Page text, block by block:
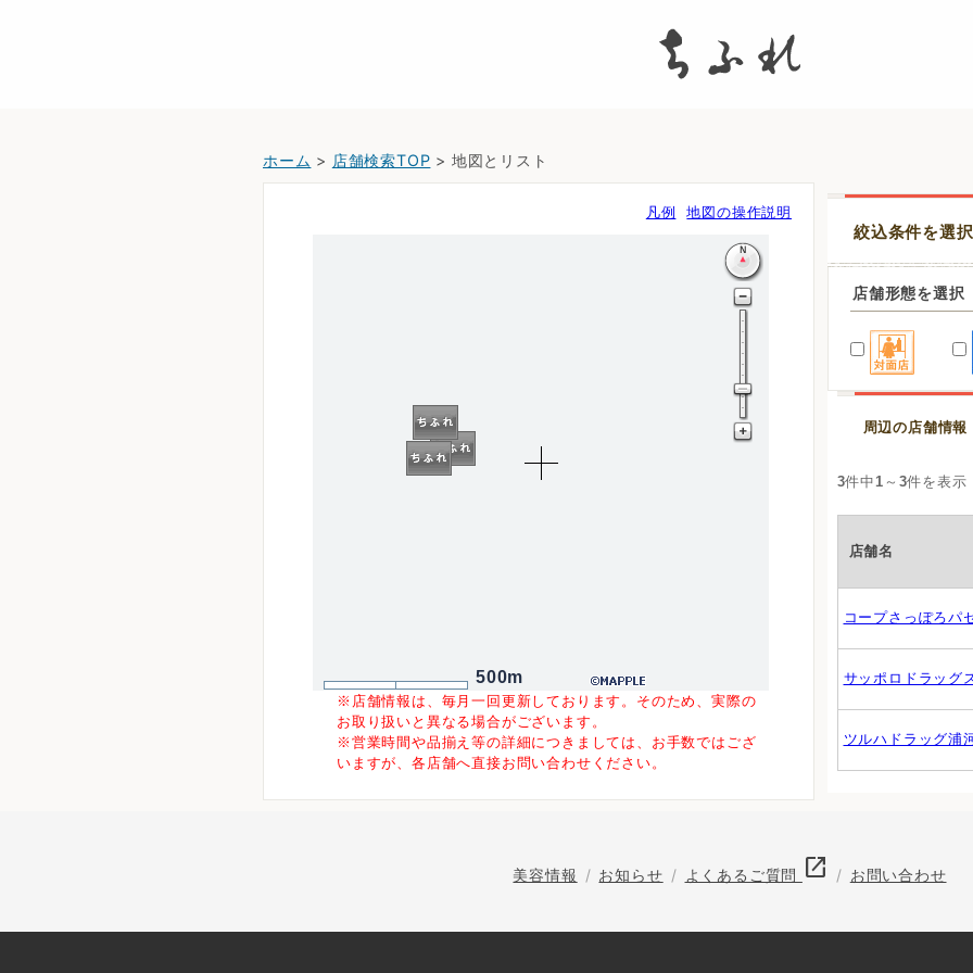
ホーム > 店舗検索TOP > 地図とリスト
凡例 地図の操作説明
500m
※店舗情報は、毎月一回更新しております。そのため、実際の
お取り扱いと異なる場合がございます。
※営業時間や品揃え等の詳細につきましては、お手数ではござ
いますが、各店舗へ直接お問い合わせください。
絞込条件を選
店舗形態を選択
周辺の店舗情報
3件中 1 ～ 3件を表示
店舗名
コープさっぽろパ
サッポロドラッグ
ツルハドラッグ浦
美容情報 お知らせ よくあるご質問 open_in_new お問い合わせ